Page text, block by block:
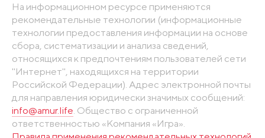
На информационном ресурсе применяются
рекомендательные технологии (информационные
технологии предоставления информации на основе
сбора, систематизации и анализа сведений,
относящихся к предпочтениям пользователей сети
"Интернет", находящихся на территории
Российской Федерации). Адрес электронной почты
для направления юридически значимых сообщений:
info@amur.life. Общество с ограниченной
ответственностью «Компания «Игра».